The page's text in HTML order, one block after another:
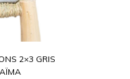
2×3 GRIS